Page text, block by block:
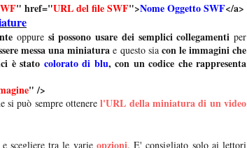
" href="URL del file SWF">Nome Oggetto SWF</a>
oppuresi possono usare dei semplici collegamenti per
messa una miniatura e questo sia con le immagini che
è stato colorato di blu, con un codice che rappresenta
" />
si può sempre ottenere l'URL della miniatura di un video
e scegliere tra le varie opzioni. E' consigliato solo ai lettori